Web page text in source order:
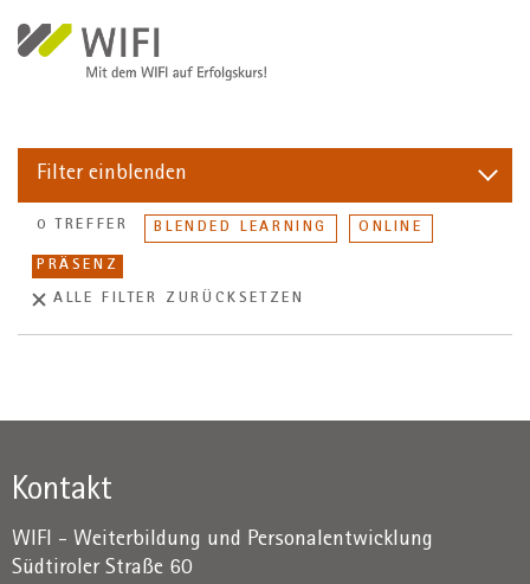
Filter einblenden
0 TREFFER BLENDED LEARNING ONLINE
PRÄSENZ
ALLE FILTER ZURÜCKSETZEN
Kontakt
WIFI - Weiterbildung und Personalentwicklung
Südtiroler Straße 60